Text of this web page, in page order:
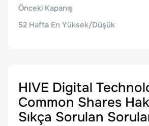
Önceki Kapanış
52 Hafta En Yüksek/Düşük
HIVE Digital
Common Shares
Sıkça Sorulan